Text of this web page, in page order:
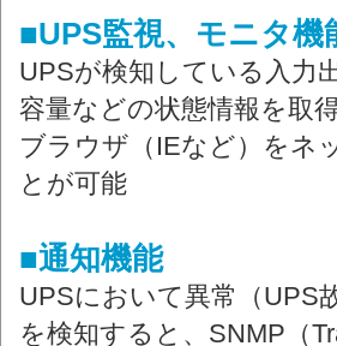
■UPS監視、モニタ機
UPSが検知している入力
容量などの状態情報を取
ブラウザ（IEなど）をネ
とが可能
■通知機能
UPSにおいて異常（UPS
を検知すると、SNMP（